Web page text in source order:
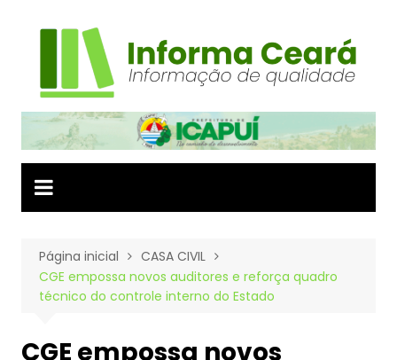
Página inicial
CASA CIVIL
CGE empossa novos auditores e reforça quadro
técnico do controle interno do Estado
CGE empossa novos